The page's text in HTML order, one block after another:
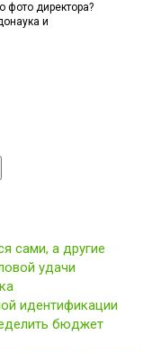
фото директора?
и
сами, а другие
удачи
идентификации
бюджет